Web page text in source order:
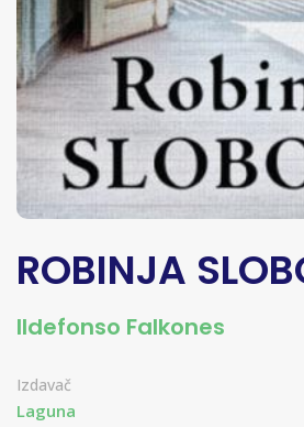
ROBINJA
Ildefonso Falkones
Izdavač
Laguna